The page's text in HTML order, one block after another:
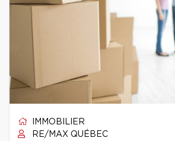
IMMOBILIER
RE/MAX QUÉBEC